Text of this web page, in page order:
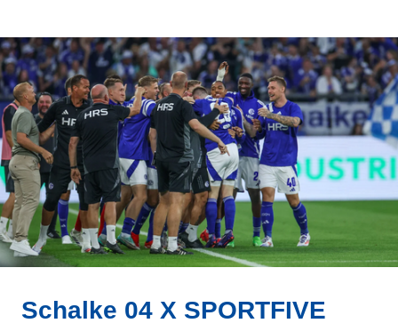
Schalke 04 X SPORTFIVE